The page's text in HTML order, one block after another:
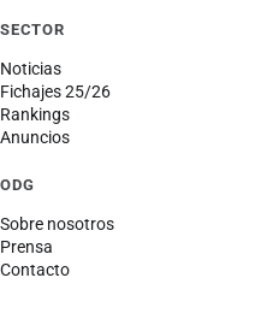
SECTOR
Noticias
Fichajes 25/26
Rankings
Anuncios
ODG
Sobre nosotros
Prensa
Contacto